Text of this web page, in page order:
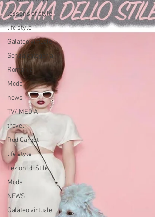
lessons of style
life style
Galateo virtuale
Senza categoria
Romania
Moda
news
TV/ MEDIA
travel
Red Carpet
life style
Lezioni di Stile
Moda
NEWS
Galateo virtuale